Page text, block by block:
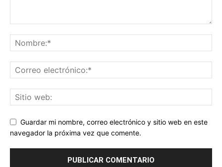
Guardar mi nombre, correo electrónico y sitio web en este
navegador la próxima vez que comente.